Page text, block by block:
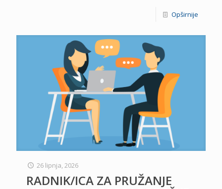
Opširnije
26 lipnja, 2026
RADNIK/ICA ZA PRUŽANJE